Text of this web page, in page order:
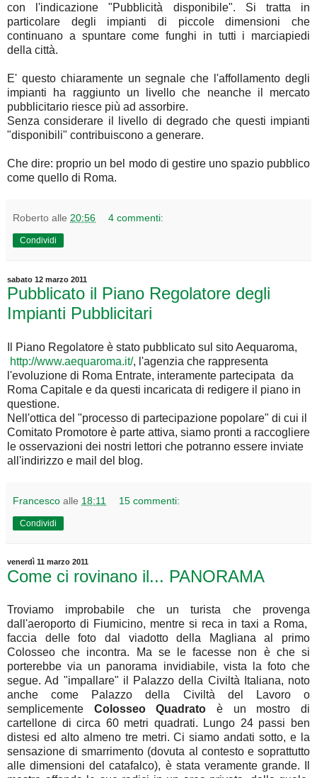
con l'indicazione "Pubblicità disponibile". Si tratta in
particolare degli impianti di piccole dimensioni che
continuano a spuntare come funghi in tutti i marciapiedi
della città.
E' questo chiaramente un segnale che l'affollamento degli
impianti ha raggiunto un livello che neanche il mercato
pubblicitario riesce più ad assorbire.
Senza considerare il livello di degrado che questi impianti
"disponibili" contribuiscono a generare.
Che dire: proprio un bel modo di gestire uno spazio pubblico
come quello di Roma.
Roberto alle 20:56 4 commenti:
Condividi
sabato 12 marzo 2011
Pubblicato il Piano Regolatore degli
Impianti Pubblicitari
Il Piano Regolatore è stato pubblicato sul sito Aequaroma,
http://www.aequaroma.it/, l'agenzia che rappresenta
l'evoluzione di Roma Entrate, interamente partecipata da
Roma Capitale e da questi incaricata di redigere il piano in
questione.
Nell'ottica del "processo di partecipazione popolare" di cui il
Comitato Promotore è parte attiva, siamo pronti a raccogliere
le osservazioni dei nostri lettori che potranno essere inviate
all'indirizzo e mail del blog.
Francesco alle 18:11 15 commenti:
Condividi
venerdì 11 marzo 2011
Come ci rovinano il... PANORAMA
Troviamo improbabile che un turista che provenga
dall'aeroporto di Fiumicino, mentre si reca in taxi a Roma,
faccia delle foto dal viadotto della Magliana al primo
Colosseo che incontra. Ma se le facesse non è che si
porterebbe via un panorama invidiabile, vista la foto che
segue. Ad "impallare" il Palazzo della Civiltà Italiana, noto
anche come Palazzo della Civiltà del Lavoro o
semplicemente Colosseo Quadrato è un mostro di
cartellone di circa 60 metri quadrati. Lungo 24 passi ben
distesi ed alto almeno tre metri. Ci siamo andati sotto, e la
sensazione di smarrimento (dovuta al contesto e soprattutto
alle dimensioni del catafalco), è stata veramente grande. Il